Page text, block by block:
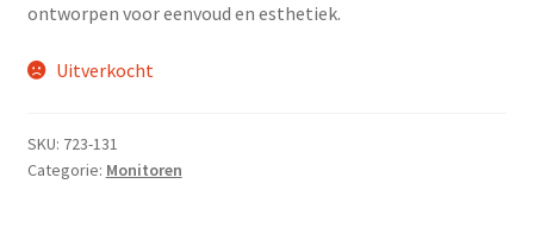
ontworpen voor eenvoud en esthetiek.
Uitverkocht
SKU: 723-131
Categorie: Monitoren